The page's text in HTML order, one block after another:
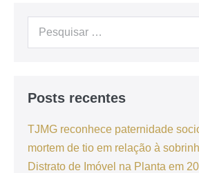
Posts recentes
TJMG reconhece paternidade
mortem de tio em relação à
Distrato de Imóvel na Planta em